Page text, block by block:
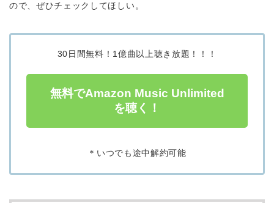
ので、ぜひチェックしてほしい。
30日間無料！1億曲以上聴き放題！！！
無料でAmazon Music Unlimited
を聴く！
＊いつでも途中解約可能